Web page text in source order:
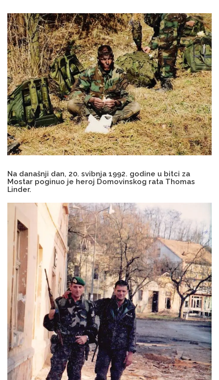
Na današnji dan, 20. svibnja 1992. godine u bitci za
Mostar poginuo je heroj Domovinskog rata Thomas
Linder.